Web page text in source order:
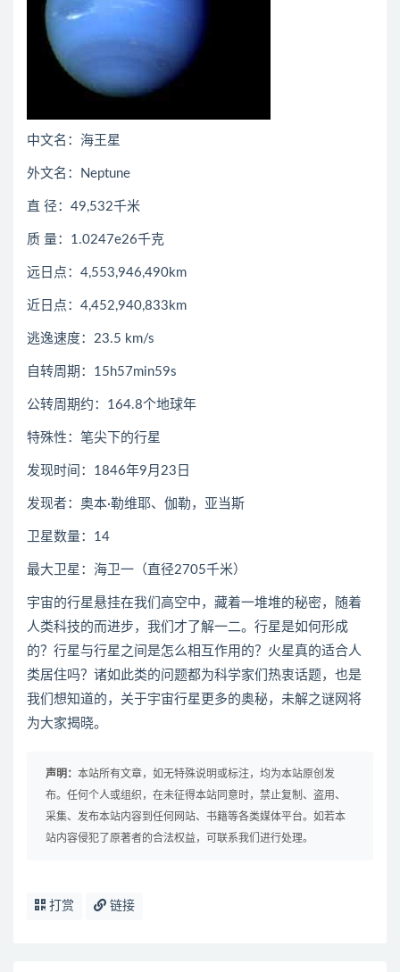
中文名：海王星
外文名：Neptune
直 径：49,532千米
质 量：1.0247e26千克
远日点：4,553,946,490km
近日点：4,452,940,833km
逃逸速度：23.5 km/s
自转周期：15h57min59s
公转周期约：164.8个地球年
特殊性：笔尖下的行星
发现时间：1846年9月23日
发现者：奥本·勒维耶、伽勒，亚当斯
卫星数量：14
最大卫星：海卫一（直径2705千米）
宇宙的行星悬挂在我们高空中，藏着一堆堆的秘密，随着
人类科技的而进步，我们才了解一二。行星是如何形成
的？行星与行星之间是怎么相互作用的？火星真的适合人
类居住吗？诸如此类的问题都为科学家们热衷话题，也是
我们想知道的，关于宇宙行星更多的奥秘，未解之谜网将
为大家揭晓。
声明： 本站所有文章，如无特殊说明或标注，均为本站原创发
布。任何个人或组织，在未征得本站同意时，禁止复制、盗用、
采集、发布本站内容到任何网站、书籍等各类媒体平台。如若本
站内容侵犯了原著者的合法权益，可联系我们进行处理。
打赏 链接